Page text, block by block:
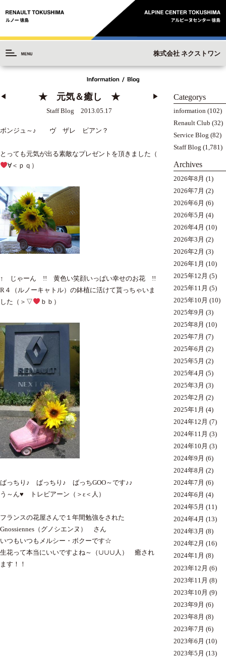
株式会社 ネクストワン
◀︎ ★ 元気＆癒し ★
Staff Blog 2013.05.17
▶︎
ボンジュ～♪ ヴ ザレ ビアン？
とっても元気が出る素敵なプレゼントを頂きました（
∀＜ｐｑ）
↑ じゃーん !! 黄色い笑顔いっぱい幸せのお花 !!
R４（ルノーキャトル）の鉢植に活けて貰っちゃいま
した（＞▽
ｂｂ）
ばっちり♪ ばっちり♪ ばっちGOO～です♪♪
う～ん♥ トレビアーン（＞ε＜人）
フランスの花屋さんで１年間勉強をされた
Gnossiennes（グノシエンヌ） さん
いつもいつもメルシー・ボクーです☆
生花って本当にいいですよね～（∪∪∪人） 癒され
ます！！
Categorys
information (102)
Renault Club (32)
Service Blog (82)
Staff Blog (1,781)
Archives
2026年8月 (1)
2026年7月 (2)
2026年6月 (6)
2026年5月 (4)
2026年4月 (10)
2026年3月 (2)
2026年2月 (3)
2026年1月 (10)
2025年12月 (5)
2025年11月 (5)
2025年10月 (10)
2025年9月 (3)
2025年8月 (10)
2025年7月 (7)
2025年6月 (2)
2025年5月 (2)
2025年4月 (5)
2025年3月 (3)
2025年2月 (2)
2025年1月 (4)
2024年12月 (7)
2024年11月 (3)
2024年10月 (3)
2024年9月 (6)
2024年8月 (2)
2024年7月 (6)
2024年6月 (4)
2024年5月 (11)
2024年4月 (13)
2024年3月 (8)
2024年2月 (16)
2024年1月 (8)
2023年12月 (6)
2023年11月 (8)
2023年10月 (9)
2023年9月 (6)
2023年8月 (8)
2023年7月 (6)
2023年6月 (10)
2023年5月 (13)